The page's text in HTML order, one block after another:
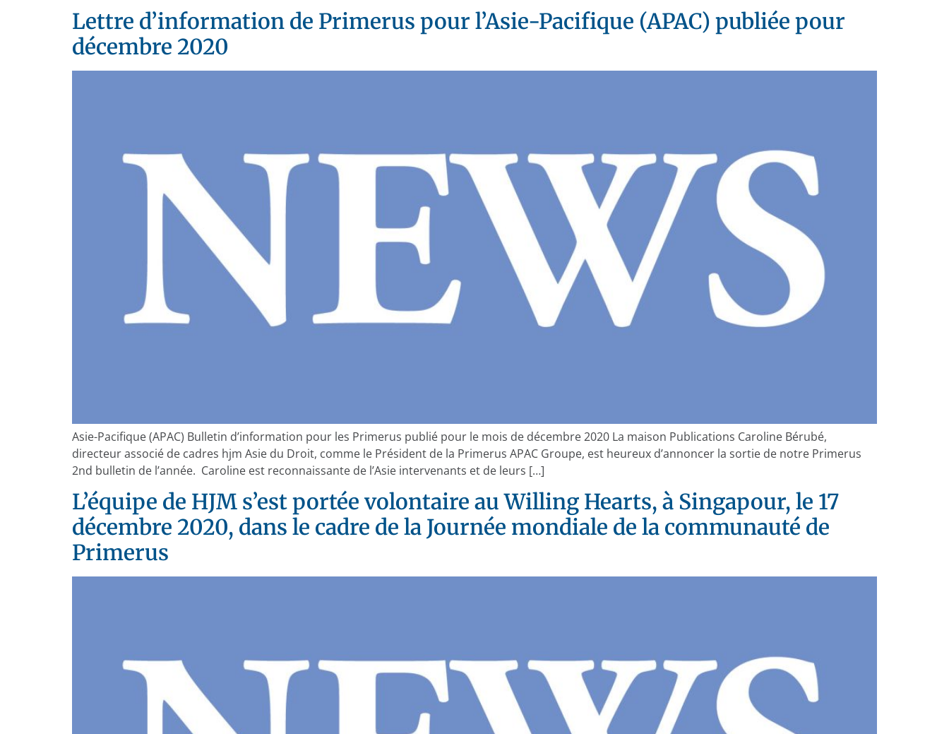
Lettre d’information de Primerus pour l’Asie-Pacifique (APAC) publiée pour
décembre 2020
Asie-Pacifique (APAC) Bulletin d’information pour les Primerus publié pour le mois de décembre 2020 La maison Publications Caroline Bérubé,
directeur associé de cadres hjm Asie du Droit, comme le Président de la Primerus APAC Groupe, est heureux d’annoncer la sortie de notre Primerus
2nd bulletin de l’année. Caroline est reconnaissante de l’Asie intervenants et de leurs […]
L’équipe de HJM s’est portée volontaire au Willing Hearts, à Singapour, le 17
décembre 2020, dans le cadre de la Journée mondiale de la communauté de
Primerus